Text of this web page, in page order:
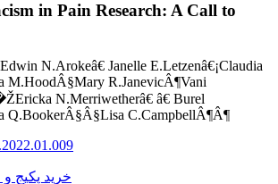
in Pain Research: A Call to
N.Arokeâ€ Janelle E.Letzenâ€¡Claudia
M.HoodÂ§Mary R.JanevicÂ¶Vani
N.Merriwetherâ€ â€ Burel
Q.BookerÂ§Â§Lisa C.CampbellÂ¶Â¶
خرید پکیج و